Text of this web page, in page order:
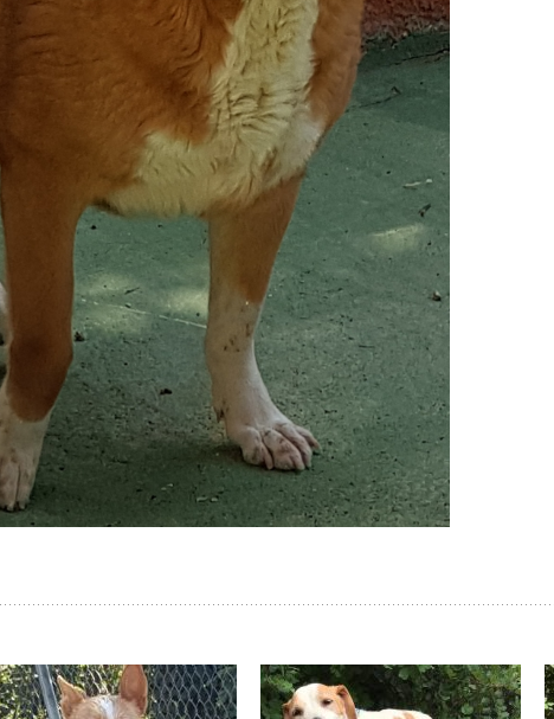
Körbchen gefunden
Campana
Körbchen gefunden
Blanco